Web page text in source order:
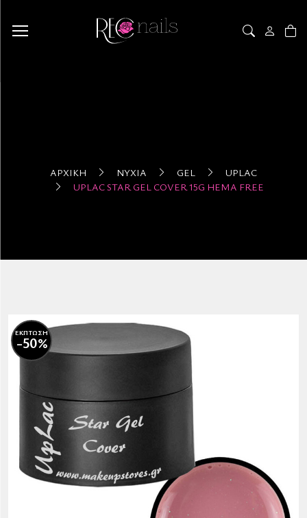
ΑΡΧΙΚΉ ΝΎΧΙΑ GEL
UPLAC
UPLAC STAR GEL COVER 15G HEMA FREE
ΕΚΠΤΩΣΗ
-50%